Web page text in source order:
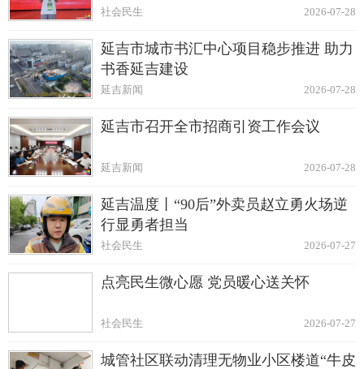
2026-07-28
社会民生
延吉市城市书汇中心项目稳步推进 助力
书香延吉建设
2026-07-28
延吉新闻
延吉市召开全市招商引资工作会议
2026-07-28
延吉新闻
延吉温度丨“90后”外卖员赵立勇火场逆
行显勇者担当
2026-07-27
社会民生
点亮民生微心愿 党员暖心送关怀
2026-07-27
社会民生
城管社区联动清理无物业小区楼道“牛皮